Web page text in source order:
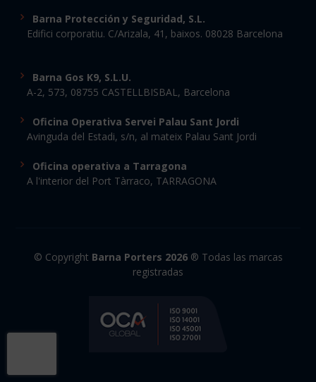
Barna Protección y Seguridad, S.L.
Edifici corporatiu. C/Arizala, 41, baixos. 08028 Barcelona
Barna Gos K9, S.L.U.
A-2, 573, 08755 CASTELLBISBAL, Barcelona
Oficina Operativa Servei Palau Sant Jordi
Avinguda del Estadi, s/n, al mateix Palau Sant Jordi
Oficina operativa a Tarragona
A l'interior del Port Tàrraco, TARRAGONA
© Copyright Barna Porters 2026 ® Todas las marcas
registradas